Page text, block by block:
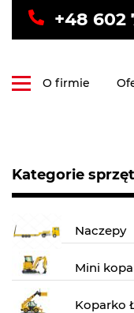
+48 602
O firmie
Kategorie
Naczepy
Mini
Koparko